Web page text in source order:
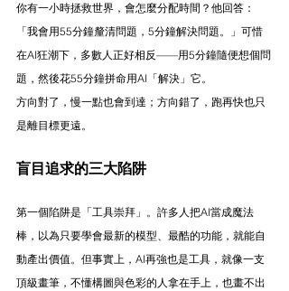
你有一小時拯救世界，會怎麼分配時間？他回答：
「我會用55分鐘釐清問題，5分鐘解決問題。」可惜
在AI狂潮下，多數人正好相反——用5分鐘隨便想個問
題，然後花55分鐘拼命用AI「解決」它。
方向對了，慢一點也會到達；方向錯了，跑再快也只
是離目標更遠。
盲目追求的三大陷阱
第一個陷阱是「工具崇拜」。許多人把AI當成魔法
棒，以為只要學會最新的模型、最酷的功能，就能自
動產出價值。但事實上，AI再強也是工具，就像一支
頂級畫筆，不懂構圖與色彩的人拿在手上，也畫不出